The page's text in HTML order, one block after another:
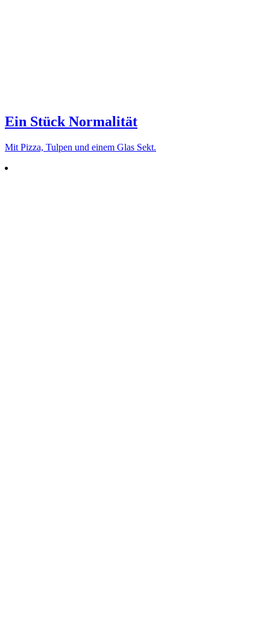
Ein Stück Normalität
Mit Pizza, Tulpen und einem Glas Sekt.